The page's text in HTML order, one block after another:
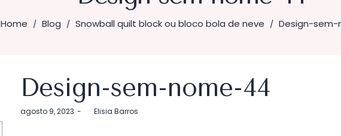
Home / Blog / Snowball quilt block ou bloco bola de neve / Design-
Design-sem-nome-44
Postado
agosto 9, 2023 byElisia Barros